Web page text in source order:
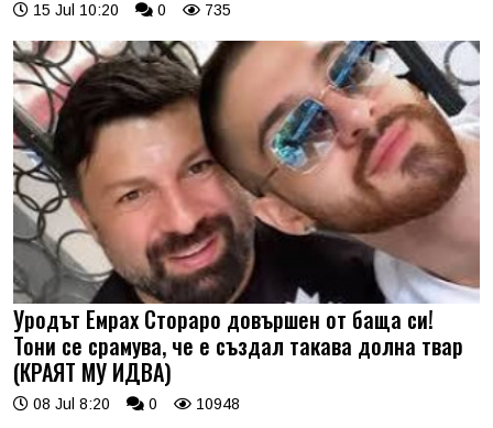
15 Jul 10:20 0 735
Уродът Емрах Стораро довършен от баща си!
Тони се срамува, че е създал такава долна твар
(КРАЯТ МУ ИДВА)
08 Jul 8:20 0 10948